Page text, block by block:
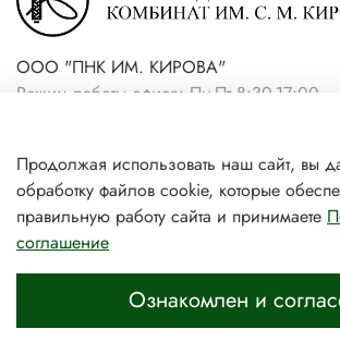
ООО "ПНК ИМ. КИРОВА"
Режим работы офиса: Пн-Пт 8:30-17:00
магазин)
+7(931) 239-81-06
магазин)
Продолжая использовать наш сайт, вы
обработку файлов cookie, которые
правильную работу сайта и принимаете
соглашение
Ознакомлен и